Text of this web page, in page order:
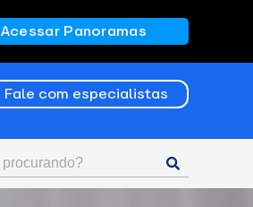
Acessar Panoramas
Fale com especialistas